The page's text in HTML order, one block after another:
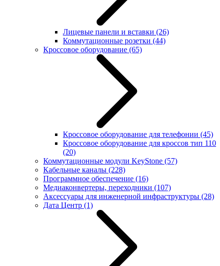
Лицевые панели и вставки (26)
Коммутационные розетки (44)
Кроссовое оборудование (65)
Кроссовое оборудование для телефонии (45)
Кроссовое оборудование для кроссов тип 110
(20)
Коммутационные модули KeyStone (57)
Кабельные каналы (228)
Программное обеспечение (16)
Медиаконвертеры, переходники (107)
Аксессуары для инженерной инфраструктуры (28)
Дата Центр (1)